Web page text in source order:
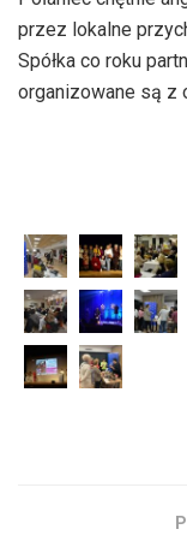
przez lokalne
Spółka co roku
organizowane są z